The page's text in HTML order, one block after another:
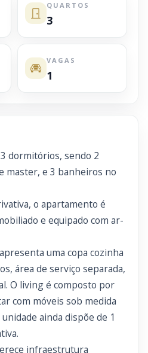
QUARTOS
3
VAGAS
1
dormitórios, sendo 2
master, e 3 banheiros no
o apartamento é
e equipado com ar-
uma copa cozinha
área de serviço separada,
O living é composto por
com móveis sob medida
ainda dispõe de 1
infraestrutura